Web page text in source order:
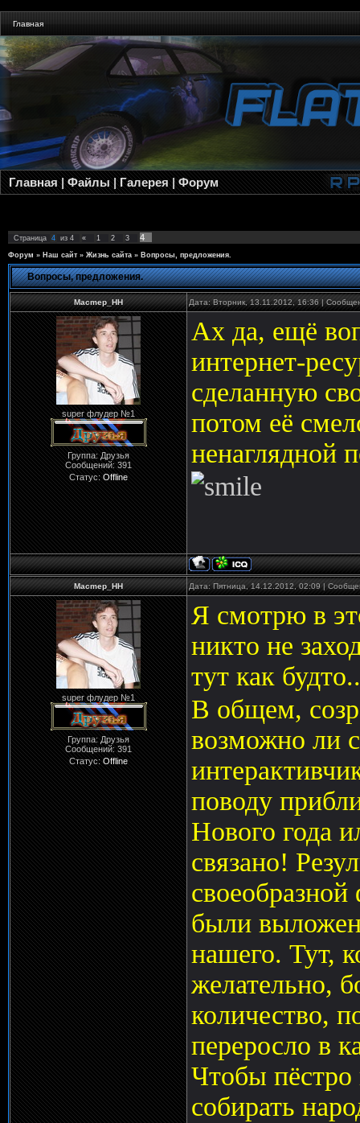
Главная
Главная|Файлы|Галерея|Форум
Страница 4 из 4 « 1 2 3 4
Форум » Наш сайт » Жизнь сайта » Вопросы, предложения.
Вопросы, предложения.
Macmep_HH Дата: Вторник, 13.11.2012, 16:36 |
super флудер №1
Группа: Друзья
Сообщений:391
Статус:Offline
Ах да, ещё
интернет-
сделанную
потом её
ненаглядной
Macmep_HH Дата: Пятница, 14.12.2012, 02:09 |
super флудер №1
Группа: Друзья
Сообщений:391
Статус:Offline
Я смотрю в
никто не
тут как
В общем,
возможно ли
поводу
Нового года
связано!
были
нашего. Тут,
желательно,
количество,
переросло в
Чтобы
собирать